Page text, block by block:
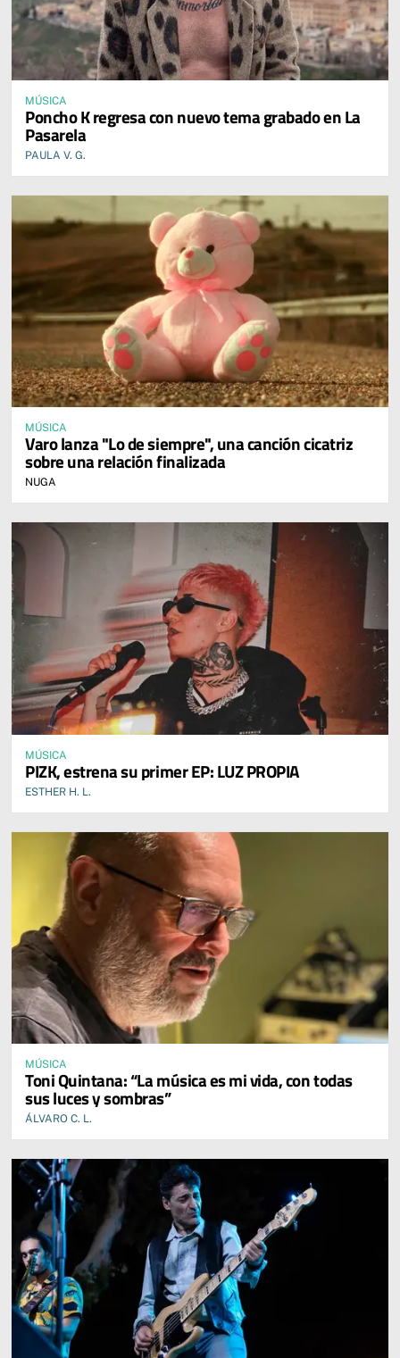
MÚSICA
Poncho K regresa con nuevo tema grabado en La
Pasarela
PAULA V. G.
MÚSICA
Varo lanza "Lo de siempre", una canción cicatriz
sobre una relación finalizada
NUGA
MÚSICA
PIZK, estrena su primer EP: LUZ PROPIA
ESTHER H. L.
MÚSICA
Toni Quintana: “La música es mi vida, con todas
sus luces y sombras”
ÁLVARO C. L.